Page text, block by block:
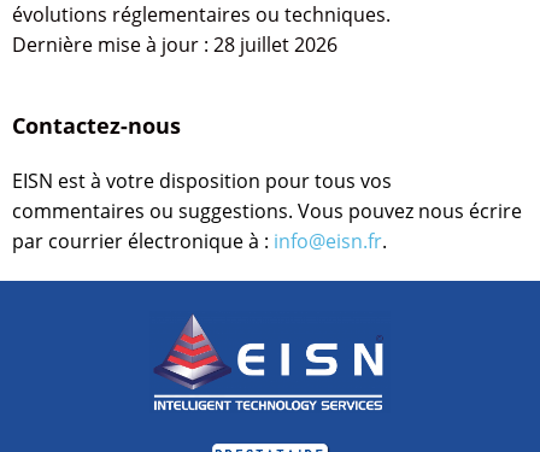
évolutions réglementaires ou techniques.
Dernière mise à jour : 28 juillet 2026
Contactez-nous
EISN est à votre disposition pour tous vos
commentaires ou suggestions. Vous pouvez nous écrire
par courrier électronique à : info@eisn.fr.